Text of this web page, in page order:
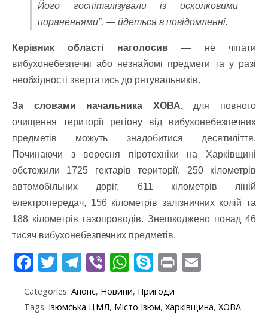
Його госпіталізували із осколковими
пораненнями”, — йдеться в повідомленні.
Керівник області наголосив— не чіпати
вибухонебезпечні або незнайомі предмети та у разі
необхідності звертатись до рятувальників.
За словами начальника ХОВА,для повного
очищення території регіону від вибухонебезпечних
предметів можуть знадобитися десятиліття.
Починаючи з вересня піротехніки на Харківщині
обстежили 1725 гектарів території, 250 кілометрів
автомобільних доріг, 611 кілометрів ліній
електропередач, 156 кілометрів залізничних колій та
188 кілометрів газопроводів. Знешкоджено понад 46
тисяч вибухонебезпечних предметів.
F
e
b
T
itt
T
e
gr
Vi
er
W
at
S
y
p
Pr
t ai
Categories: Анонс, Новини, Пригоди
Tags: Ізюмська ЦМЛ, Місто Ізюм, Харківщина, ХОВА